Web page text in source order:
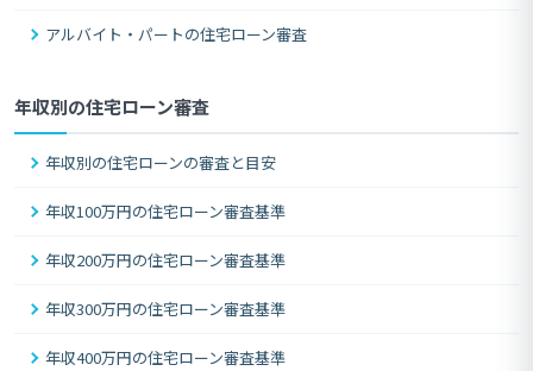
アルバイト・パートの住宅ローン審査
年収別の住宅ローン審査
年収別の住宅ローンの審査と目安
年収100万円の住宅ローン審査基準
年収200万円の住宅ローン審査基準
年収300万円の住宅ローン審査基準
年収400万円の住宅ローン審査基準